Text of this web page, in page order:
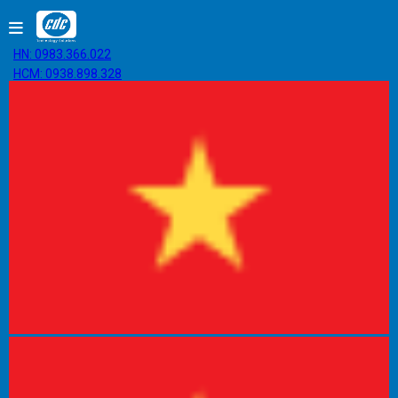
HN: 0983.366.022
HCM: 0938.898.328